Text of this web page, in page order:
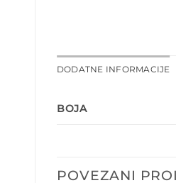
DODATNE INFORMACIJE
BOJA
POVEZANI